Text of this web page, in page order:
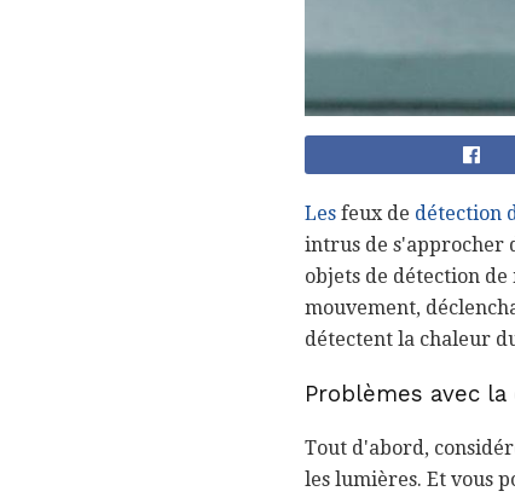
Les feux de détection
intrus de s'approcher
objets de détection
mouvement,
détectent la chaleur
Problèmes avec
Tout d'abord,
les lumières. Et vous